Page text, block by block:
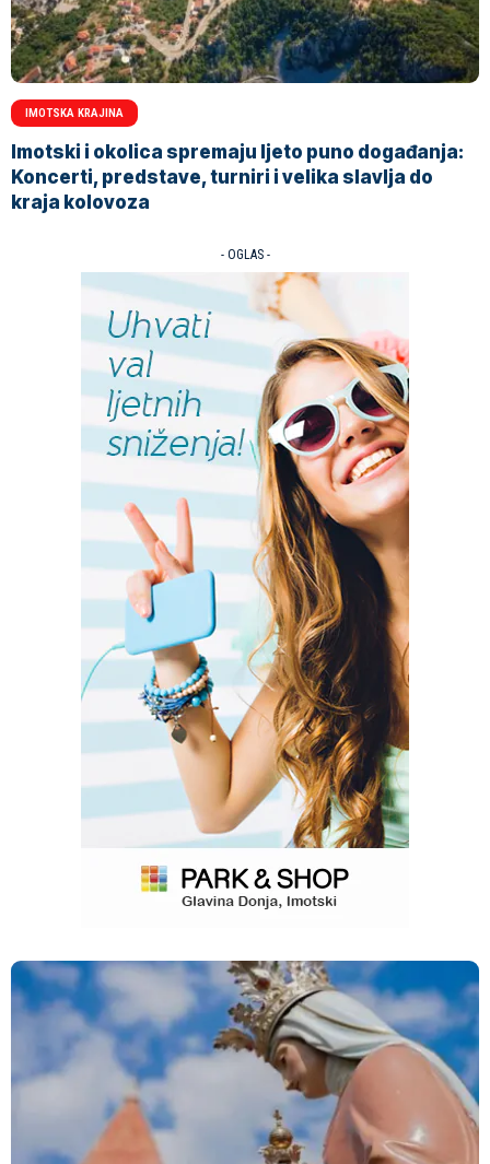
IMOTSKA KRAJINA
Imotski i okolica spremaju ljeto puno događanja:
Koncerti, predstave, turniri i velika slavlja do
kraja kolovoza
- OGLAS -